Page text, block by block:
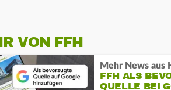
VON FFH
Mehr News aus
FFH ALS
QUELLE BEI